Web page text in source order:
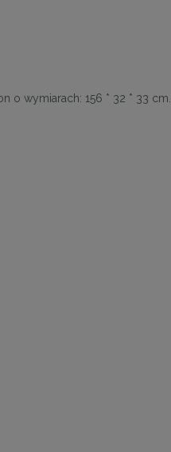
o wymiarach: 156 * 32 * 33 cm.